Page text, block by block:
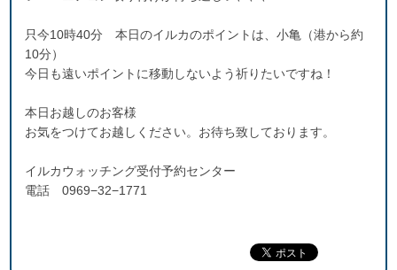
只今10時40分 本日のイルカのポイントは、小亀（港から約
10分）
今日も遠いポイントに移動しないよう祈りたいですね！
本日お越しのお客様
お気をつけてお越しください。お待ち致しております。
イルカウォッチング受付予約センター
電話 0969−32−1771